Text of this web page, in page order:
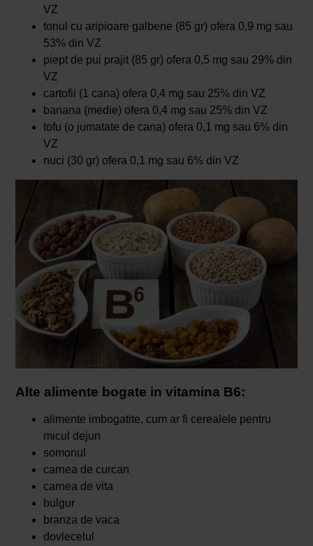
VZ
tonul cu aripioare galbene (85 gr) ofera 0,9 mg sau
53% din VZ
piept de pui prajit (85 gr) ofera 0,5 mg sau 29% din
VZ
cartofii (1 cana) ofera 0,4 mg sau 25% din VZ
banana (medie) ofera 0,4 mg sau 25% din VZ
tofu (o jumatate de cana) ofera 0,1 mg sau 6% din
VZ
nuci (30 gr) ofera 0,1 mg sau 6% din VZ
Alte alimente bogate in vitamina B6:
alimente imbogatite, cum ar fi cerealele pentru
micul dejun
somonul
carnea de curcan
carnea de vita
bulgur
branza de vaca
dovlecelul